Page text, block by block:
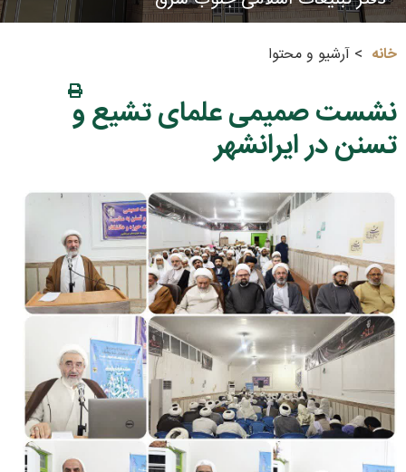
خانه آرشیو و محتوا
نشست صمیمی علمای تشیع و
تسنن در ایرانشهر